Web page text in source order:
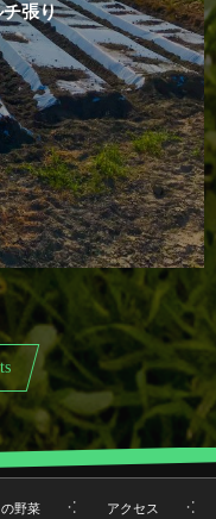
張り
野菜 アクセス